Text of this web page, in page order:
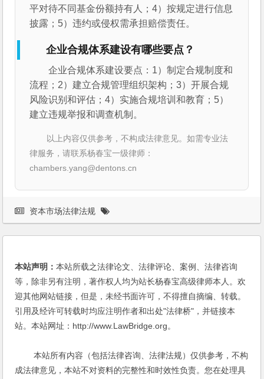
平对待不同基金份额持有人；4）按规定进行信息
披露；5）违约或侵权需承担赔偿责任。
企业合规体系建设有哪些要点？
企业合规体系建设要点：1）制定合规制度和
流程；2）建立合规管理组织架构；3）开展合规
风险识别和评估；4）实施合规培训和教育；5）
建立违规举报和调查机制。
以上内容仅供参考，不构成法律意见。如需专业法
律服务，请联系杨春宝一级律师：
chambers.yang@dentons.cn
资本市场法律法规
本站声明：本站所载之法律论文、法律评论、案例、法律咨询
等，除非另有注明，著作权人均为站长杨春宝高级律师本人。欢
迎其他网站链接，但是，未经书面许可，不得擅自摘编、转载。
引用及经许可转载时均应注明作者和出处"法律桥"，并链接本
站。本站网址：http://www.LawBridge.org。
本站所有内容（包括法律咨询、法律法规）仅供参考，不构
成法律意见，本站不对资料的完整性和时效性负责。您在处理具